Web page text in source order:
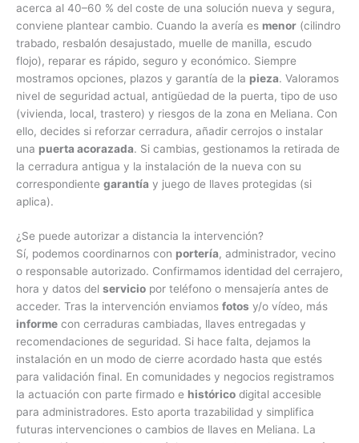
acerca al 40–60 % del coste de una solución nueva y segura,
conviene plantear cambio. Cuando la avería es menor (cilindro
trabado, resbalón desajustado, muelle de manilla, escudo
flojo), reparar es rápido, seguro y económico. Siempre
mostramos opciones, plazos y garantía de la pieza. Valoramos
nivel de seguridad actual, antigüedad de la puerta, tipo de uso
(vivienda, local, trastero) y riesgos de la zona en Meliana. Con
ello, decides si reforzar cerradura, añadir cerrojos o instalar
una puerta acorazada. Si cambias, gestionamos la retirada de
la cerradura antigua y la instalación de la nueva con su
correspondiente garantía y juego de llaves protegidas (si
aplica).
¿Se puede autorizar a distancia la intervención?
Sí, podemos coordinarnos con portería, administrador, vecino
o responsable autorizado. Confirmamos identidad del cerrajero,
hora y datos del servicio por teléfono o mensajería antes de
acceder. Tras la intervención enviamos fotos y/o vídeo, más
informe con cerraduras cambiadas, llaves entregadas y
recomendaciones de seguridad. Si hace falta, dejamos la
instalación en un modo de cierre acordado hasta que estés
para validación final. En comunidades y negocios registramos
la actuación con parte firmado e histórico digital accesible
para administradores. Esto aporta trazabilidad y simplifica
futuras intervenciones o cambios de llaves en Meliana. La